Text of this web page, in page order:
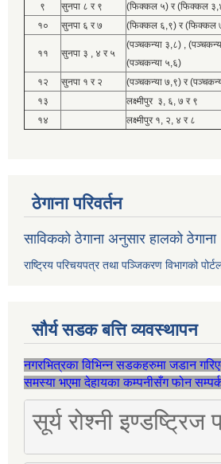
९
सुनपा ८ र ९
(फिक्कल ५) र (फिक्कल
१०
सुनपा ६ र ७ (फिक्कल ६,९) र (फिक्कल
११ सुनपा ३ , ४ र ५
(पञ्चकन्या ३,८) ,
(पञ्चकन्या ५,६)
१२
सुनपा १ र २
(पञ्चकन्या ७,९) र
१३
लक्ष्मीपुर ३, ६, ७ र ९
१४
लक्ष्मीपुर १, २, ४ र ८
ठेगाना परिवर्तन
साविकको ठेगाना अनुसार हालको ठेगाना
राष्ट्रिय परिचयपत्र तथा पञ्जिकरण विभागको
सौर्य सडक बत्ति व्यवस्थापन
नगरभित्रका विभिन्न सडकहरुमा जडान
समस्या भएमा देहायका कम्पनीसँग फोन
सूर्य रोश्नी